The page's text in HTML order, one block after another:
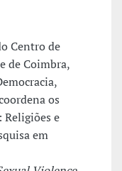
Centro de
de Coimbra,
os
Religiões e
em